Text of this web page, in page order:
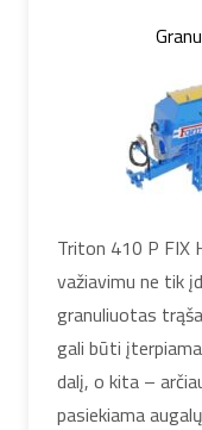
Triton 410 P FIX
važiavimu ne tik
granuliuotas
gali būti
dalį, o kita –
pasiekiama